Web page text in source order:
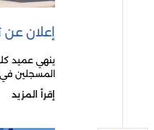
إعلان
ينهي عميد
المسجلين في
إقرأ المزيد